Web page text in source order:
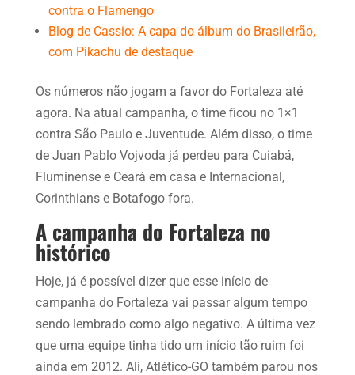
contra o Flamengo
Blog de Cassio: A capa do álbum do Brasileirão,
com Pikachu de destaque
Os números não jogam a favor do Fortaleza até
agora. Na atual campanha, o time ficou no 1×1
contra São Paulo e Juventude. Além disso, o time
de Juan Pablo Vojvoda já perdeu para Cuiabá,
Fluminense e Ceará em casa e Internacional,
Corinthians e Botafogo fora.
A campanha do Fortaleza no
histórico
Hoje, já é possível dizer que esse início de
campanha do Fortaleza vai passar algum tempo
sendo lembrado como algo negativo. A última vez
que uma equipe tinha tido um início tão ruim foi
ainda em 2012. Ali, Atlético-GO também parou nos